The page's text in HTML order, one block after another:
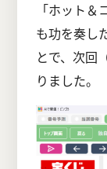
「ホット
も功を奏し
とで、次回
りました。